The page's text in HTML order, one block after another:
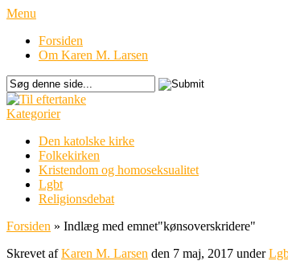
Menu
Forsiden
Om Karen M. Larsen
Kategorier
Den katolske kirke
Folkekirken
Kristendom og homoseksualitet
Lgbt
Religionsdebat
Forsiden » Indlæg med emnet"kønsoverskridere"
Skrevet afKaren M. Larsen den 7 maj, 2017 under